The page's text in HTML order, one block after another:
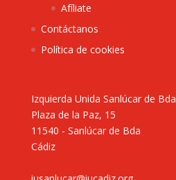
Afíliate
Contáctanos
Política de cookies
Izquierda Unida Sanlúcar de Bda
Plaza de la Paz, 15
11540 - Sanlúcar de Bda
Cádiz